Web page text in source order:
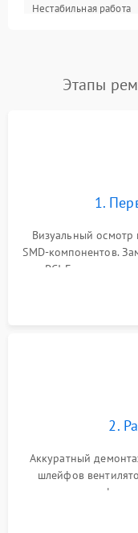
Электронные
Общие поломки
Механические
Нестабильная работа
Этапы
1.
Визуальный осмотр
SMD-компонентов.
PCI-E и
короткое
2.
Аккуратный
шлейфов
кристалла
памяти и зоны